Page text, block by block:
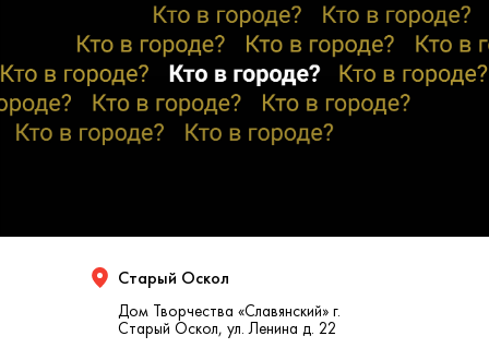
Старый Оскол
Дом Творчества «Славянский» г.
Старый Оскол, ул. Ленина д. 22